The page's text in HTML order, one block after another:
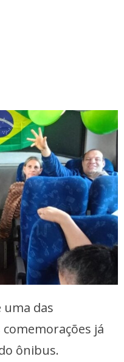
uma das
já
ônibus.